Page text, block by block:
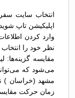
انتخاب سایت
اپلیکیشن تاپ
وارد کردن
نظر خود را انتخاب
مقایسه گزینه‌ها:
می‌شود که
زمان حرکت